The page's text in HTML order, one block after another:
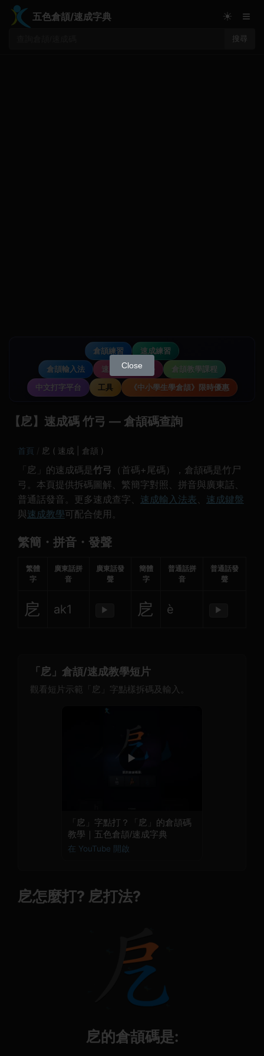
五色倉頡/速成字典
搜尋
☀ ≡
倉頡練習
速成練習
倉頡輸入法
速成輸入法教學
倉頡教學課程
中文打字平台
工具 《中小學生學倉頡》限時優惠
【戹】速成碼 竹弓 — 倉頡碼查詢
首頁 戹 ( 速成 | 倉頡 )
「戹」的速成碼是 竹弓 （首碼+尾碼），倉頡碼是竹尸
弓。本頁提供拆碼圖解、繁簡字對照、拼音與廣東話、
普通話發音。更多速成查字、 速成輸入法表、 速成鍵盤
與速成教學可配合使用。
繁簡・拼音・發聲
繁體
字
廣東話拼
音
廣東話發
聲
簡體
字
普通話拼
音
普通話發
聲
戹 ak1 ▶ 戹 è ▶
「戹」倉頡/速成教學短片
觀看短片示範「戹」字點樣拆碼及輸入。
▶
「戹」字點打？「戹」的倉頡碼
教學｜五色倉頡/速成字典
在 YouTube 開啟
戹怎麼打? 戹打法?
戹的倉頡碼是:
Close